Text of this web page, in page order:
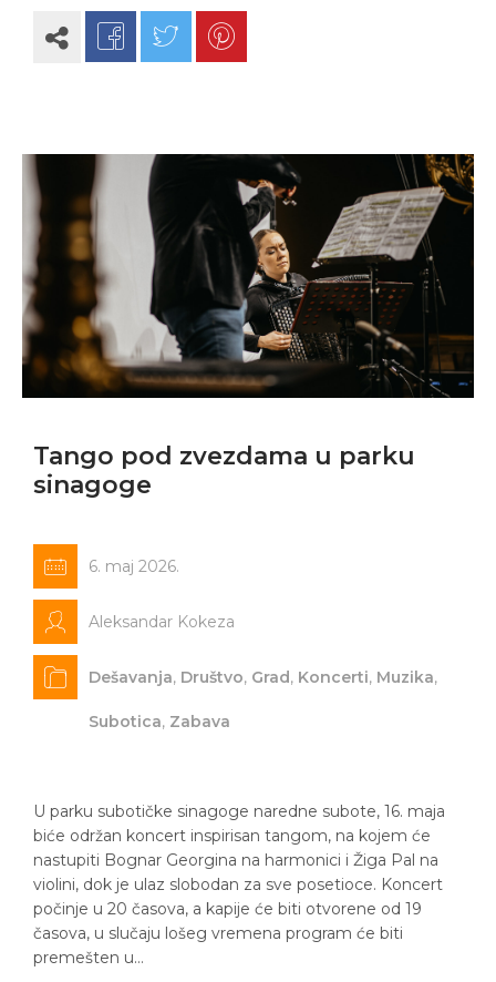
Tango pod zvezdama u parku
sinagoge
6. maj 2026.
Aleksandar Kokeza
Dešavanja, Društvo, Grad, Koncerti, Muzika,
Subotica, Zabava
U parku subotičke sinagoge naredne subote, 16. maja
biće održan koncert inspirisan tangom, na kojem će
nastupiti Bognar Georgina na harmonici i Žiga Pal na
violini, dok je ulaz slobodan za sve posetioce. Koncert
počinje u 20 časova, a kapije će biti otvorene od 19
časova, u slučaju lošeg vremena program će biti
premešten u…